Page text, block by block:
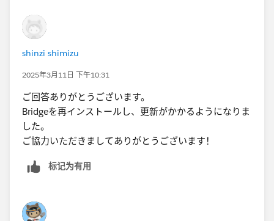
の通知メールが発射されない不具合があるみたいです。
Notification Email is Not Sent When Ref | Known
shinzi shimizu
2025年3月11日 下午10:31
ご回答ありがとうございます。
Bridgeを再インストールし、更新がかかるようになりま
した。
ご協力いただきましてありがとうございます！
标记为有用